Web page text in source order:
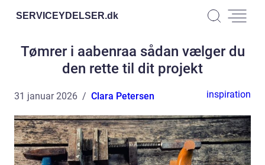
SERVICEYDELSER.dk
Tømrer i aabenraa sådan vælger du
den rette til dit projekt
31 januar 2026 Clara Petersen inspiration